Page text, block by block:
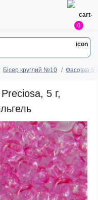
0
Бісер круглий №10 Фасовка 5
5 г,